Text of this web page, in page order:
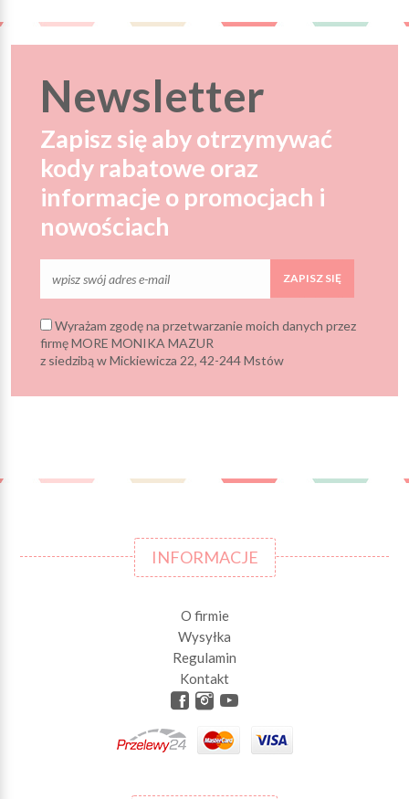
Newsletter
Zapisz się aby otrzymywać
kody rabatowe oraz
informacje o promocjach i
nowościach
ZAPISZ SIĘ
Wyrażam zgodę na przetwarzanie moich danych przez
firmę MORE MONIKA MAZUR
z siedzibą w Mickiewicza 22, 42-244 Mstów
INFORMACJE
O firmie
Wysyłka
Regulamin
Kontakt